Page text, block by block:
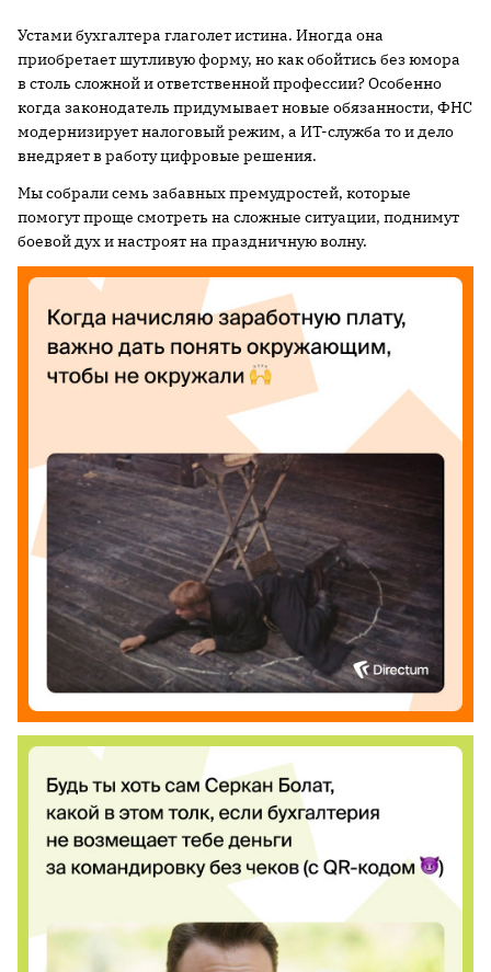
Устами бухгалтера глаголет истина. Иногда она
приобретает шутливую форму, но как обойтись без юмора
в столь сложной и ответственной профессии? Особенно
когда законодатель придумывает новые обязанности, ФНС
модернизирует налоговый режим, а ИТ-служба то и дело
внедряет в работу цифровые решения.
Мы собрали семь забавных премудростей, которые
помогут проще смотреть на сложные ситуации, поднимут
боевой дух и настроят на праздничную волну.